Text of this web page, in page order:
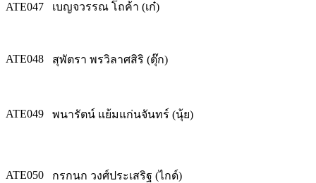
ATE047 เบญจวรรณ โถค้า (เก๋)
ATE048 สุพัตรา พรวิลาศสิริ (ตุ๊ก)
ATE049 พนารัตน์ แย้มแก่นจันทร์ (นุ้ย)
ATE050 กรกนก วงศ์ประเสริฐ (ไกด์)